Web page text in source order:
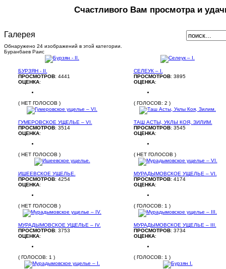
Счастливого Вам просмотра и
Галерея
Обнаружено 24 изображений в этой категории.
Буранбаев Раис
БУРЗЯН - II.
ПРОСМОТРОВ: 4441
ОЦЕНКА:
( НЕТ ГОЛОСОВ )
СЕЛЕУК – I.
ПРОСМОТРОВ: 3895
ОЦЕНКА:
( ГОЛОСОВ: 2 )
ГУМЕРОВСКОЕ УЩЕЛЬЕ – VI.
ПРОСМОТРОВ: 3514
ОЦЕНКА:
( НЕТ ГОЛОСОВ )
ТАШ АСТЫ, УКЛЫ КОЯ, ЗИЛИМ.
ПРОСМОТРОВ: 3545
ОЦЕНКА:
( НЕТ ГОЛОСОВ )
ИШЕЕВСКОЕ УЩЕЛЬЕ.
ПРОСМОТРОВ: 4254
ОЦЕНКА:
( НЕТ ГОЛОСОВ )
МУРАДЫМОВСКОЕ УЩЕЛЬЕ – VI.
ПРОСМОТРОВ: 4174
ОЦЕНКА:
( ГОЛОСОВ: 1 )
МУРАДЫМОВСКОЕ УЩЕЛЬЕ – IV.
ПРОСМОТРОВ: 3753
ОЦЕНКА:
( ГОЛОСОВ: 1 )
МУРАДЫМОВСКОЕ УЩЕЛЬЕ – III.
ПРОСМОТРОВ: 3734
ОЦЕНКА:
( ГОЛОСОВ: 1 )